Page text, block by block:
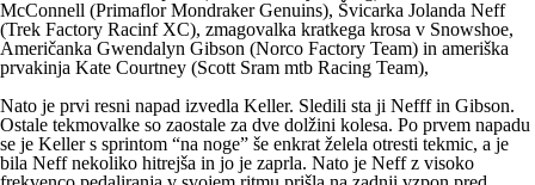
McConnell (Primaflor Mondraker Genuins), Švicarka Jolanda Neff
(Trek Factory Racinf XC), zmagovalka kratkega krosa v Snowshoe,
Američanka Gwendalyn Gibson (Norco Factory Team) in ameriška
prvakinja Kate Courtney (Scott Sram mtb Racing Team),
Nato je prvi resni napad izvedla Keller. Sledili sta ji Nefff in Gibson.
Ostale tekmovalke so zaostale za dve dolžini kolesa. Po prvem napadu
se je Keller s sprintom “na noge” še enkrat želela otresti tekmic, a je
bila Neff nekoliko hitrejša in jo je zaprla. Nato je Neffz visoko